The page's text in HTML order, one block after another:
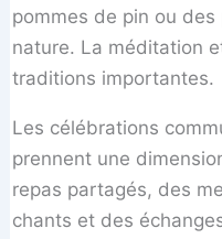
pommes de pin ou
nature. La méditation
traditions importantes.
Les célébrations
prennent une
repas partagés, des
chants et des